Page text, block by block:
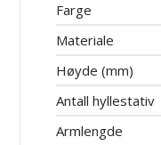
Farge
Materiale
Høyde (mm)
Antall hyllestativ
Armlengde